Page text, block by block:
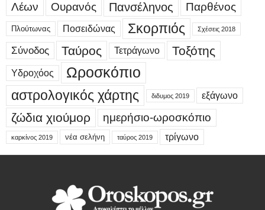
Λέων
Ουρανός Πανσέληνος Παρθένος
Πλούτωνας Ποσειδώνας Σκορπιός Σχέσεις 2018
Σύνοδος Ταύρος Τετράγωνο Τοξότης
Υδροχόος Ωροσκόπιο
αστρολογικός χάρτης διδυμος 2019 εξάγωνο
ζώδια χιούμορ ημερήσιο-ωροσκόπιο
καρκίνος 2019 νέα σελήνη ταύρος 2019 τρίγωνο